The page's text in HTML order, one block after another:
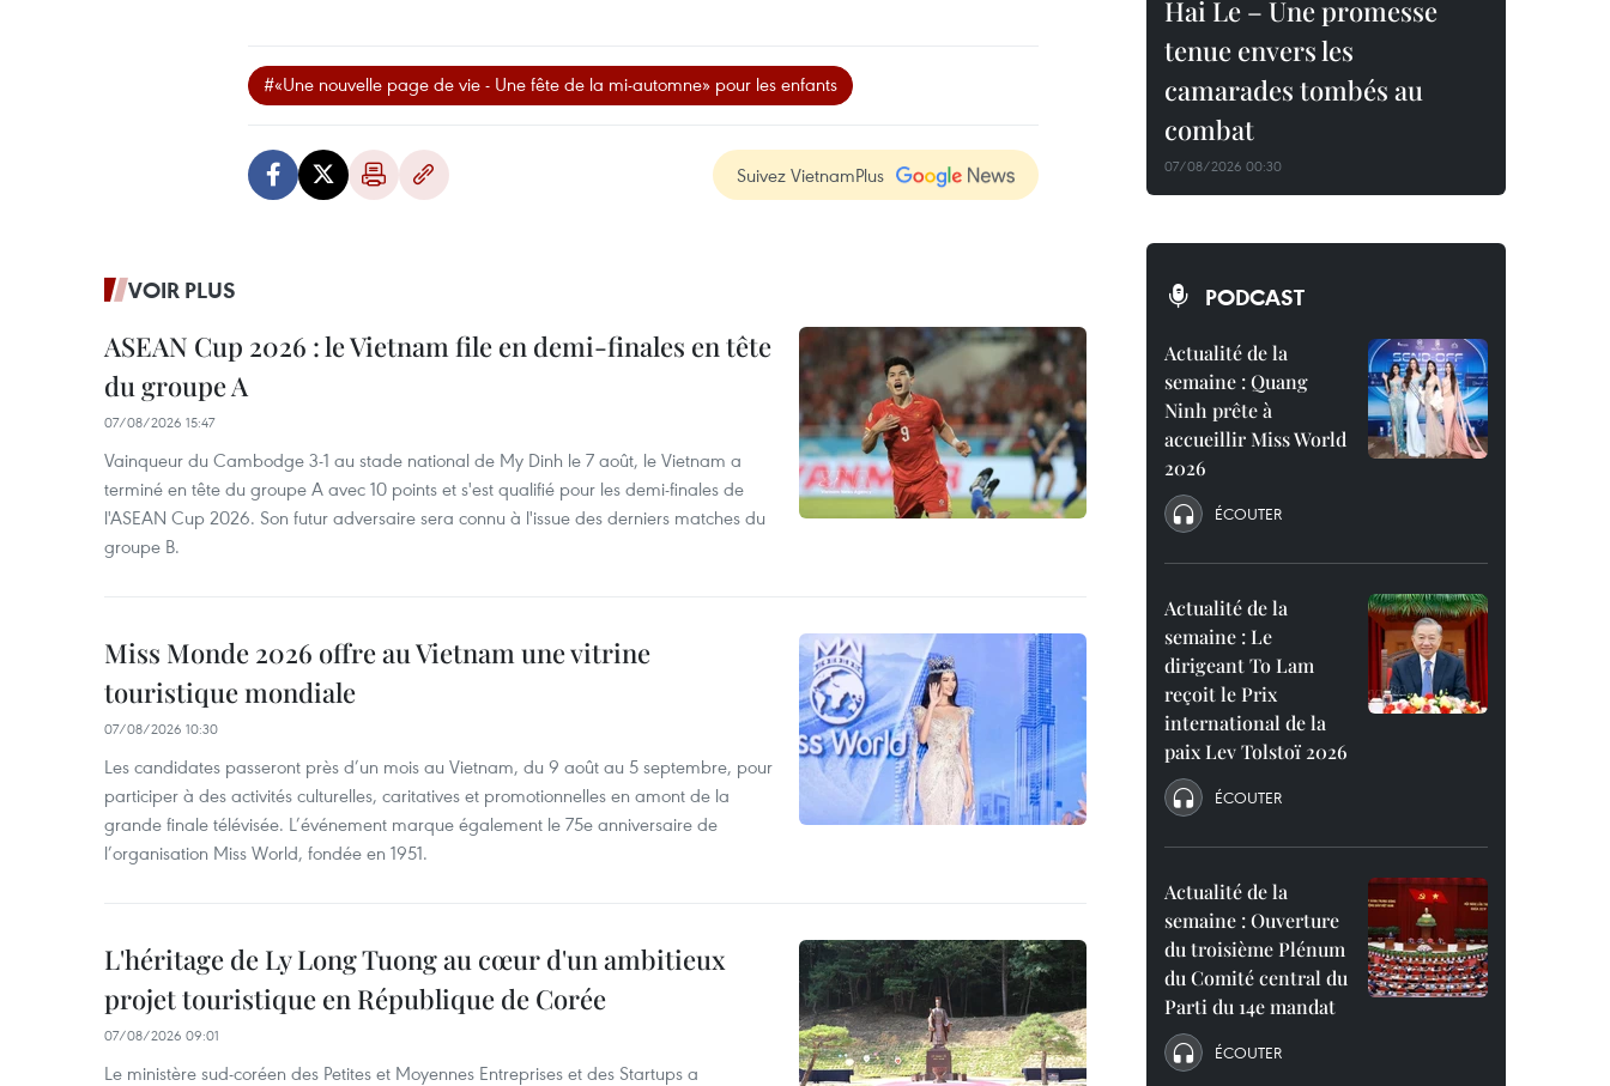
#«Une nouvelle page de vie - Une fête de la mi-automne» pour les enfants
Suivez VietnamPlus
VOIR PLUS
ASEAN Cup 2026 : le Vietnam file en demi-finales en tête
du groupe A
07/08/2026 15:47
Vainqueur du Cambodge 3-1 au stade national de My Dinh le 7 août, le Vietnam a
terminé en tête du groupe A avec 10 points et s'est qualifié pour les demi-finales de
l'ASEAN Cup 2026. Son futur adversaire sera connu à l'issue des derniers matches du
groupe B.
Miss Monde 2026 offre au Vietnam une vitrine
touristique mondiale
07/08/2026 10:30
Les candidates passeront près d’un mois au Vietnam, du 9 août au 5 septembre, pour
participer à des activités culturelles, caritatives et promotionnelles en amont de la
grande finale télévisée. L’événement marque également le 75e anniversaire de
l’organisation Miss World, fondée en 1951.
L'héritage de Ly Long Tuong au cœur d'un ambitieux
projet touristique en République de Corée
07/08/2026 09:01
Le ministère sud-coréen des Petites et Moyennes Entreprises et des Startups a
Hai Le – Une promesse
tenue envers les
camarades tombés au
combat
07/08/2026 00:30
PODCAST
Actualité de la
semaine : Quang
Ninh prête à
accueillir Miss World
2026
ÉCOUTER
Actualité de la
semaine : Le
dirigeant To Lam
reçoit le Prix
international de la
paix Lev Tolstoï 2026
ÉCOUTER
Actualité de la
semaine : Ouverture
du troisième Plénum
du Comité central du
Parti du 14e mandat
ÉCOUTER